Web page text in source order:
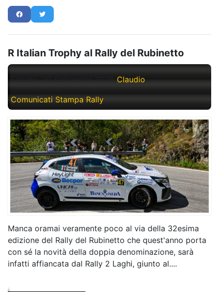
R Italian Trophy al Rally del Rubinetto
Sabato, 20 Settembre 2025 Claudio
Comunicati Stampa Rally
Manca oramai veramente poco al via della 32esima
edizione del Rally del Rubinetto che quest'anno porta
con sé la novità della doppia denominazione, sarà
infatti affiancata dal Rally 2 Laghi, giunto al....